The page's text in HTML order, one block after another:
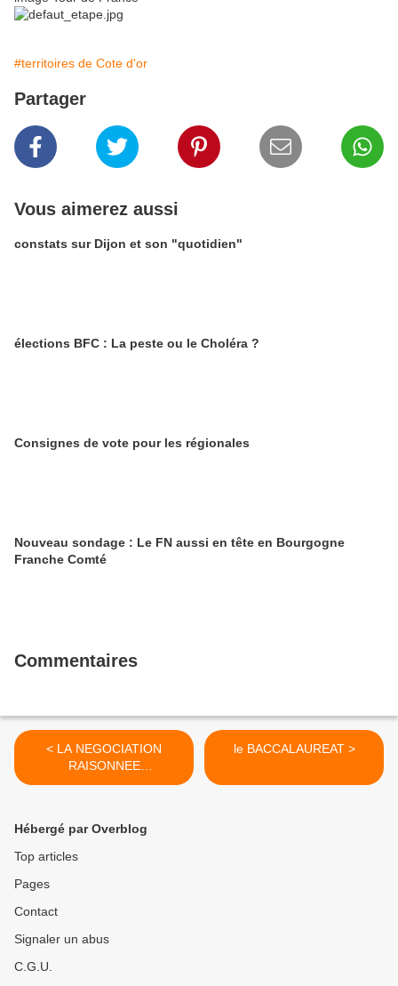
#territoires de Cote d'or
Partager
Vous aimerez aussi
constats sur Dijon et son "quotidien"
élections BFC : La peste ou le Choléra ?
Consignes de vote pour les régionales
Nouveau sondage : Le FN aussi en tête en Bourgogne
Franche Comté
Commentaires
< LA NEGOCIATION
RAISONNEE
STRATEGIQUE et
le BACCALAUREAT >
Hébergé par Overblog
Top articles
Pages
Contact
Signaler un abus
C.G.U.